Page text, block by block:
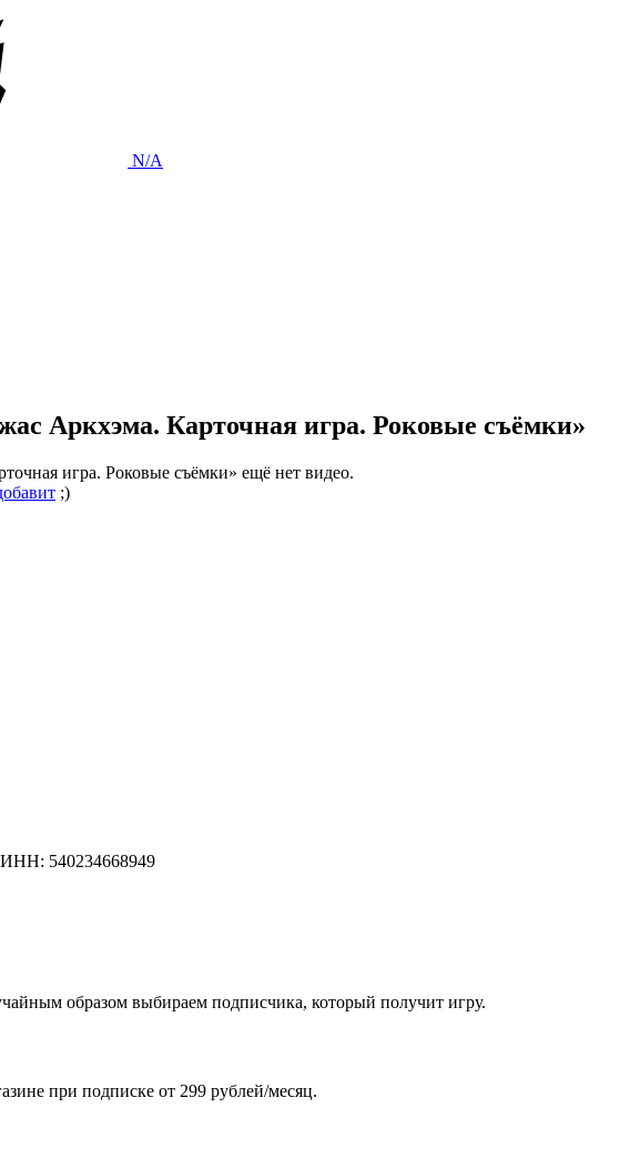
N/A
Аркхэма. Карточная игра. Роковые съёмки»
игра. Роковые съёмки» ещё нет видео.
;)
540234668949
образом выбираем подписчика, который получит игру.
при подписке от 299 рублей/месяц.